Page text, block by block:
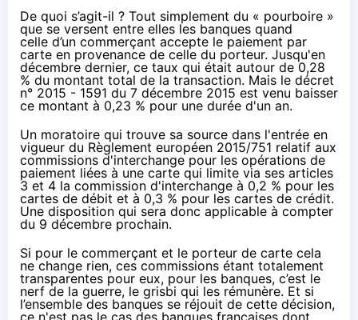
De quoi s’agit-il ? Tout simplement du « pourboire »
que se versent entre elles les banques quand
celle d’un commerçant accepte le paiement par
carte en provenance de celle du porteur. Jusqu'en
décembre dernier, ce taux qui était autour de 0,28
% du montant total de la transaction. Mais le décret
n° 2015 - 1591 du 7 décembre 2015 est venu baisser
ce montant à 0,23 % pour une durée d'un an.
Un moratoire qui trouve sa source dans l'entrée en
vigueur du Règlement européen 2015/751 relatif aux
commissions d'interchange pour les opérations de
paiement liées à une carte qui limite via ses articles
3 et 4 la commission d'interchange à 0,2 % pour les
cartes de débit et à 0,3 % pour les cartes de crédit.
Une disposition qui sera donc applicable à compter
du 9 décembre prochain.
Si pour le commerçant et le porteur de carte cela
ne change rien, ces commissions étant totalement
transparentes pour eux, pour les banques, c’est le
nerf de la guerre, le grisbi qui les rémunère. Et si
l’ensemble des banques se réjouit de cette décision,